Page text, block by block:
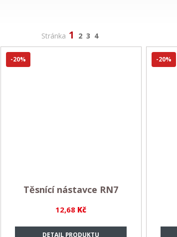
Stránka 1 2 3 4
12,68 Kč
DETAIL PRODUKTU
Těsnící nástavce RN7
-20% -20%